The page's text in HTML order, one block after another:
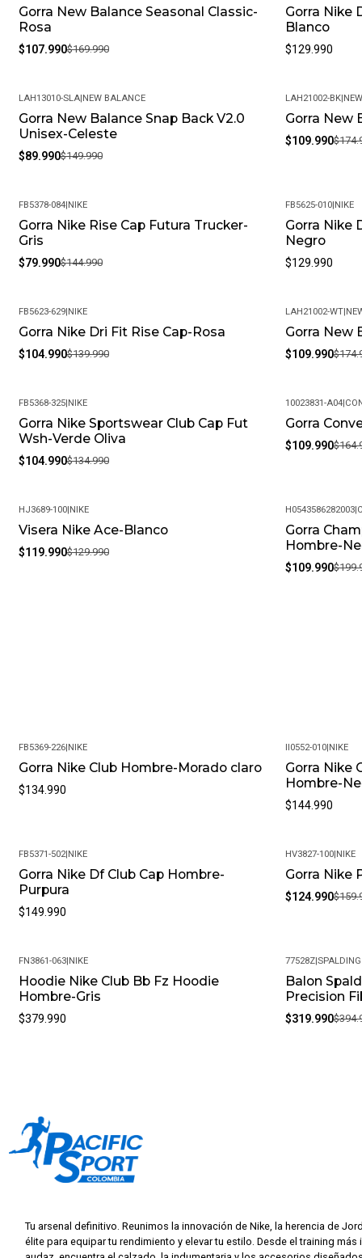
-36%
Gorra New Balance Seasonal Classic-
Rosa
$107.990$169.990
Gorra Nike
Blanco
$129.990
-40%
LAH13010-SLA|NEW BALANCE
Gorra New Balance Snap Back V2.0
Unisex-Celeste
$89.990$149.990
-37%
LAH21002-BK|
Gorra New
$109.990
-45%
FB5378-084|NIKE
Gorra Nike Rise Cap Futura Trucker-
Gris
$79.990$144.990
FB5625-010|NIKE
Gorra Nike
Negro
$129.990
-25%
FB5623-629|NIKE
Gorra Nike Dri Fit Rise Cap-Rosa
$104.990$139.990
-37%
LAH21002-WT|
Gorra New
$109.990
-22%
FB5368-325|NIKE
Gorra Nike Sportswear Club Cap Fut
Wsh-Verde Oliva
$104.990$134.990
-33%
10023831-A04|
Gorra
$109.990
-8%
HJ3689-100|NIKE
Visera Nike Ace-Blanco
$119.990$129.990
-45%
H0543586282003|
Gorra
Hombre-
$109.990
FB5369-226|NIKE
Gorra Nike Club Hombre-Morado claro
$134.990
II0552-010|NIKE
Gorra Nike
Hombre-
$144.990
FB5371-502|NIKE
Gorra Nike Df Club Cap Hombre-
Purpura
$149.990
-22%
HV3827-100|NIKE
Gorra Nike
$124.990
FN3861-063|NIKE
Hoodie Nike Club Bb Fz Hoodie
Hombre-Gris
$379.990
-19%
77528Z|SPALDING
Balon
Precision
$319.990
Tu arsenal definitivo. Reunimos la innovación de Nike, la herencia de
élite para equipar tu rendimiento y elevar tu estilo. Desde el training